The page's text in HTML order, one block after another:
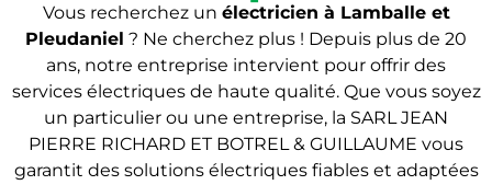
Vous recherchez un électricien à Lamballe et
Pleudaniel ? Ne cherchez plus ! Depuis plus de 20
ans, notre entreprise intervient pour offrir des
services électriques de haute qualité. Que vous soyez
un particulier ou une entreprise, la SARL JEAN
PIERRE RICHARD ET BOTREL & GUILLAUME vous
garantit des solutions électriques fiables et adaptées